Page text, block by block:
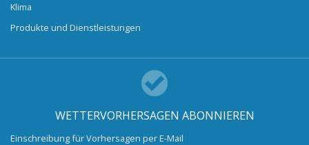
Klima
Produkte und Dienstleistungen
WETTERVORHERSAGEN ABONNIEREN
Einschreibung für Vorhersagen per E-Mail